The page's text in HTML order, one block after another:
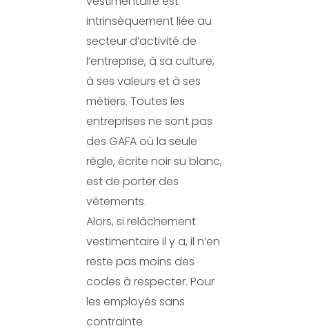
intrinsèquement liée au
secteur d’activité de
l’entreprise, à sa culture,
à ses valeurs et à ses
métiers. Toutes les
entreprises ne sont pas
des GAFA où la seule
règle, écrite noir su blanc,
est de porter des
vêtements.
Alors, si relâchement
vestimentaire il y a, il n’en
reste pas moins des
codes à respecter. Pour
les employés sans
contrainte